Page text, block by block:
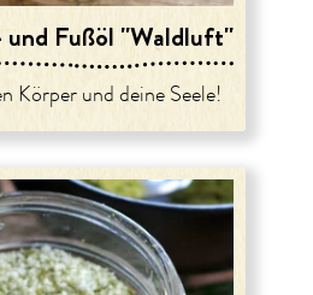
und Fußöl "Waldluft"
Körper und deine Seele!